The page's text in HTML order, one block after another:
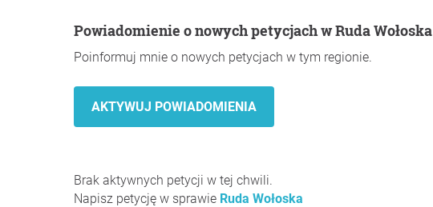
Powiadomienie o nowych petycjach w Ruda Wołoska
Poinformuj mnie o nowych petycjach w tym regionie.
Brak aktywnych petycji w tej chwili.
Napisz petycję w sprawie Ruda Wołoska